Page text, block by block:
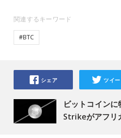
関連するキーワード
#BTC
ビットコイン
Strikeがアフリ
シェア ツイー